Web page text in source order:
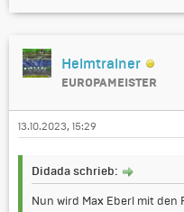
Heimtrainer
EUROPAMEISTER
13.10.2023, 15:29
Didada schrieb:
Nun wird Max Eberl mit